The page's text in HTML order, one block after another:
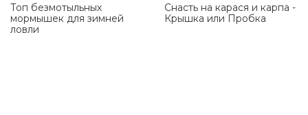
Топ безмотыльных
мормышек для зимней
ловли
Снасть на карася и карпа -
Крышка или Пробка